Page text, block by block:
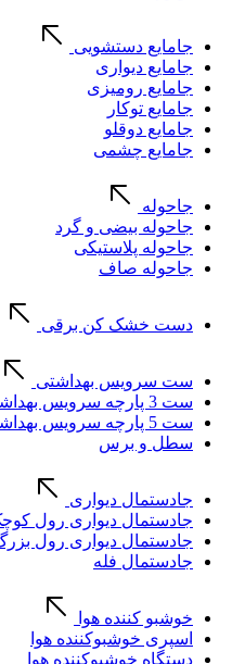
جامایع دستشویی
جامایع دیواری
جامایع رومیزی
جامایع توکار
جامایع دوقلو
جامایع چشمی
جاحوله
جاحوله بیضی و گرد
جاحوله پلاستیکی
جاحوله صاف
دست خشک کن برقی
ست سرویس بهداشتی
ست 3 پارچه سرویس بهداشتی
ست 5 پارچه سرویس بهداشتی
سطل و برس
جادستمال دیواری
جادستمال دیواری رول
جادستمال دیواری رول
جادستمال فله
خوشبو کننده هوا
اسپری خوشبوکننده هوا
دستگاه خوشبوکننده هوا